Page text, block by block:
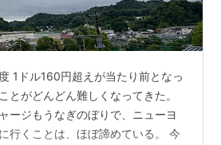
1ドル160円超えが当たり前となっ
とがどんどん難しくなってきた。
ージもうなぎのぼりで、ニューヨ
行くことは、ほぼ諦めている。 今